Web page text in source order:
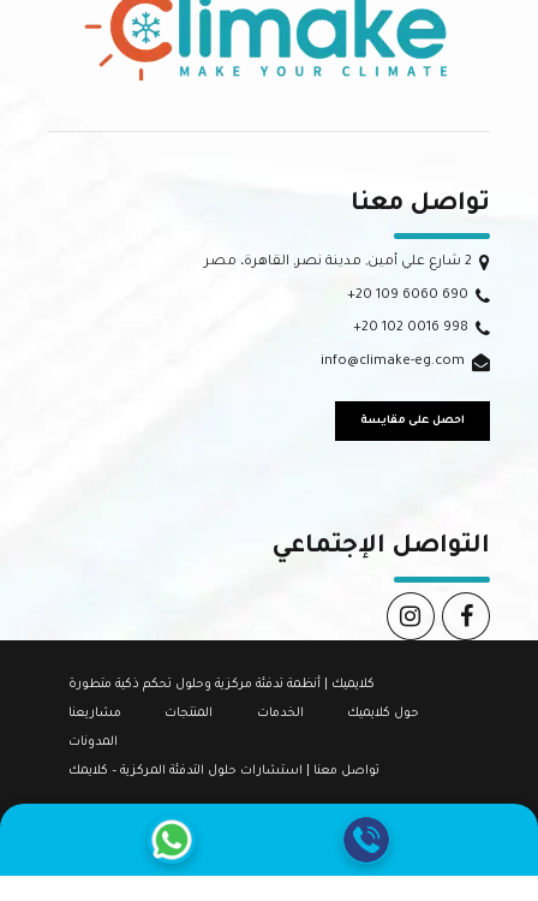
تواصل معنا
2 شارع علي أمين, مدينة نصر, القاهرة، مصر
+20 109 6060 690
+20 102 0016 998
info@climake-eg.com
احصل على مقايسة
التواصل الإجتماعي
كلايميك | أنظمة تدفئة مركزية وحلول تحكم ذكية متطورة
حول كلايميك
الخدمات المنتجات
مشاريعنا
المدونات
تواصل معنا | استشارات حلول التدفئة المركزية – كلايمك
حقوق النشر من قبل . جميع الحقوق محفوظة.